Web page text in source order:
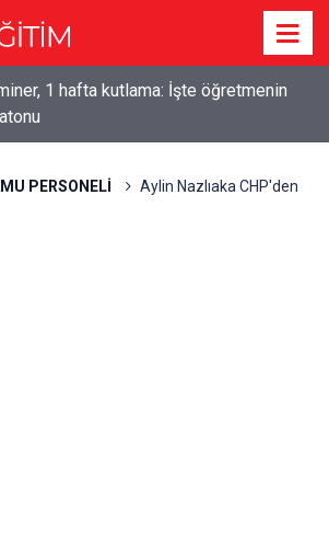
1 hafta kutlama: İşte öğretmenin
PERSONELİ
Aylin Nazlıaka CHP'den